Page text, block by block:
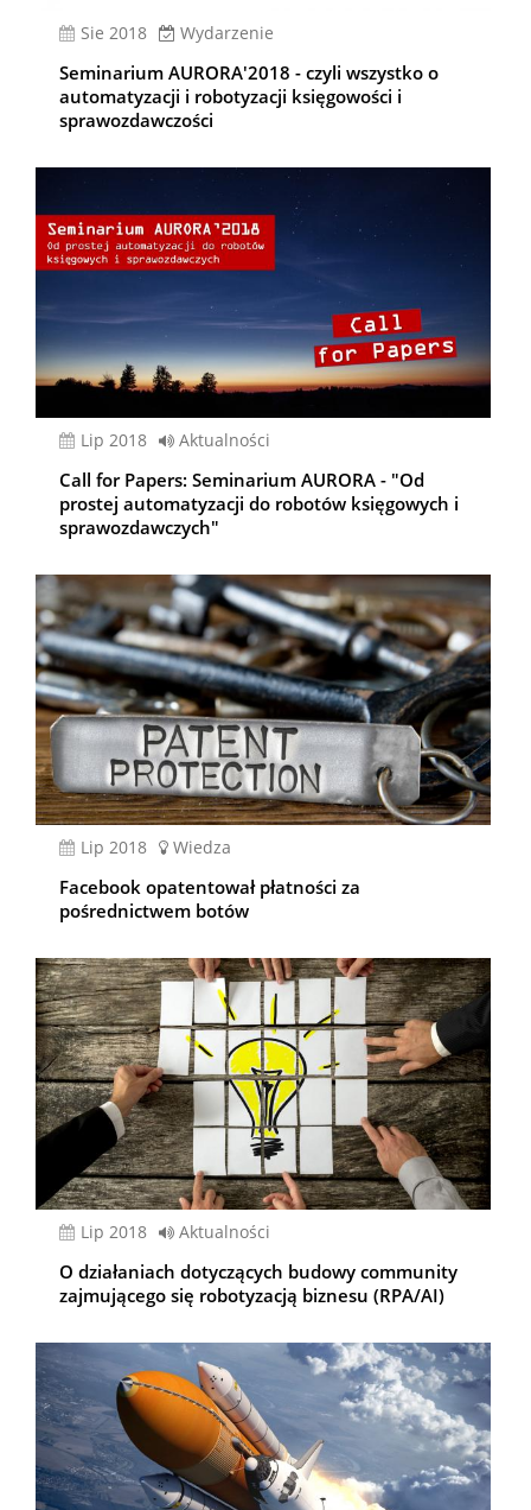
sie 2018 Wydarzenie
Seminarium AURORA'2018 - czyli wszystko o
automatyzacji i robotyzacji księgowości i
sprawozdawczości
lip 2018 Aktualności
Call for Papers: Seminarium AURORA - "Od
prostej automatyzacji do robotów księgowych i
sprawozdawczych"
lip 2018 Wiedza
Facebook opatentował płatności za
pośrednictwem botów
lip 2018 Aktualności
O działaniach dotyczących budowy community
zajmującego się robotyzacją biznesu (RPA/AI)